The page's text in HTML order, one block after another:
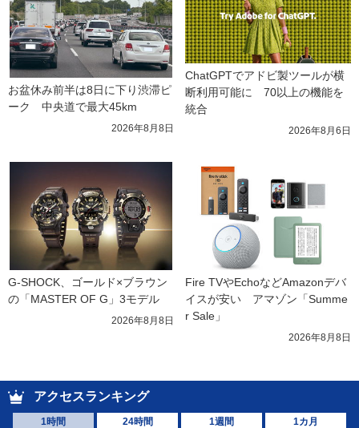
お盆休み前半は8日に下り渋滞ピ
ーク　中央道で最大45km
2026年8月8日
ChatGPTでアドビ製ツールが横
断利用可能に　70以上の機能を
統合
2026年8月6日
G-SHOCK、ゴールド×ブラウン
の「MASTER OF G」3モデル
2026年8月8日
Fire TVやEchoなどAmazonデバ
イスが安い　アマゾン「Summe
r Sale」
2026年8月8日
アクセスランキング
1時間 24時間 1週間 1カ月